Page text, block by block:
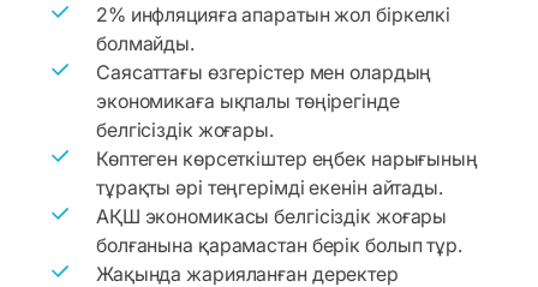
2% инфляцияға апаратын жол біркелкі
болмайды.
Саясаттағы өзгерістер мен олардың
экономикаға ықпалы төңірегінде
белгісіздік жоғары.
Көптеген көрсеткіштер еңбек нарығының
тұрақты әрі теңгерімді екенін айтады.
АҚШ экономикасы белгісіздік жоғары
болғанына қарамастан берік болып тұр.
Жақында жарияланған деректер